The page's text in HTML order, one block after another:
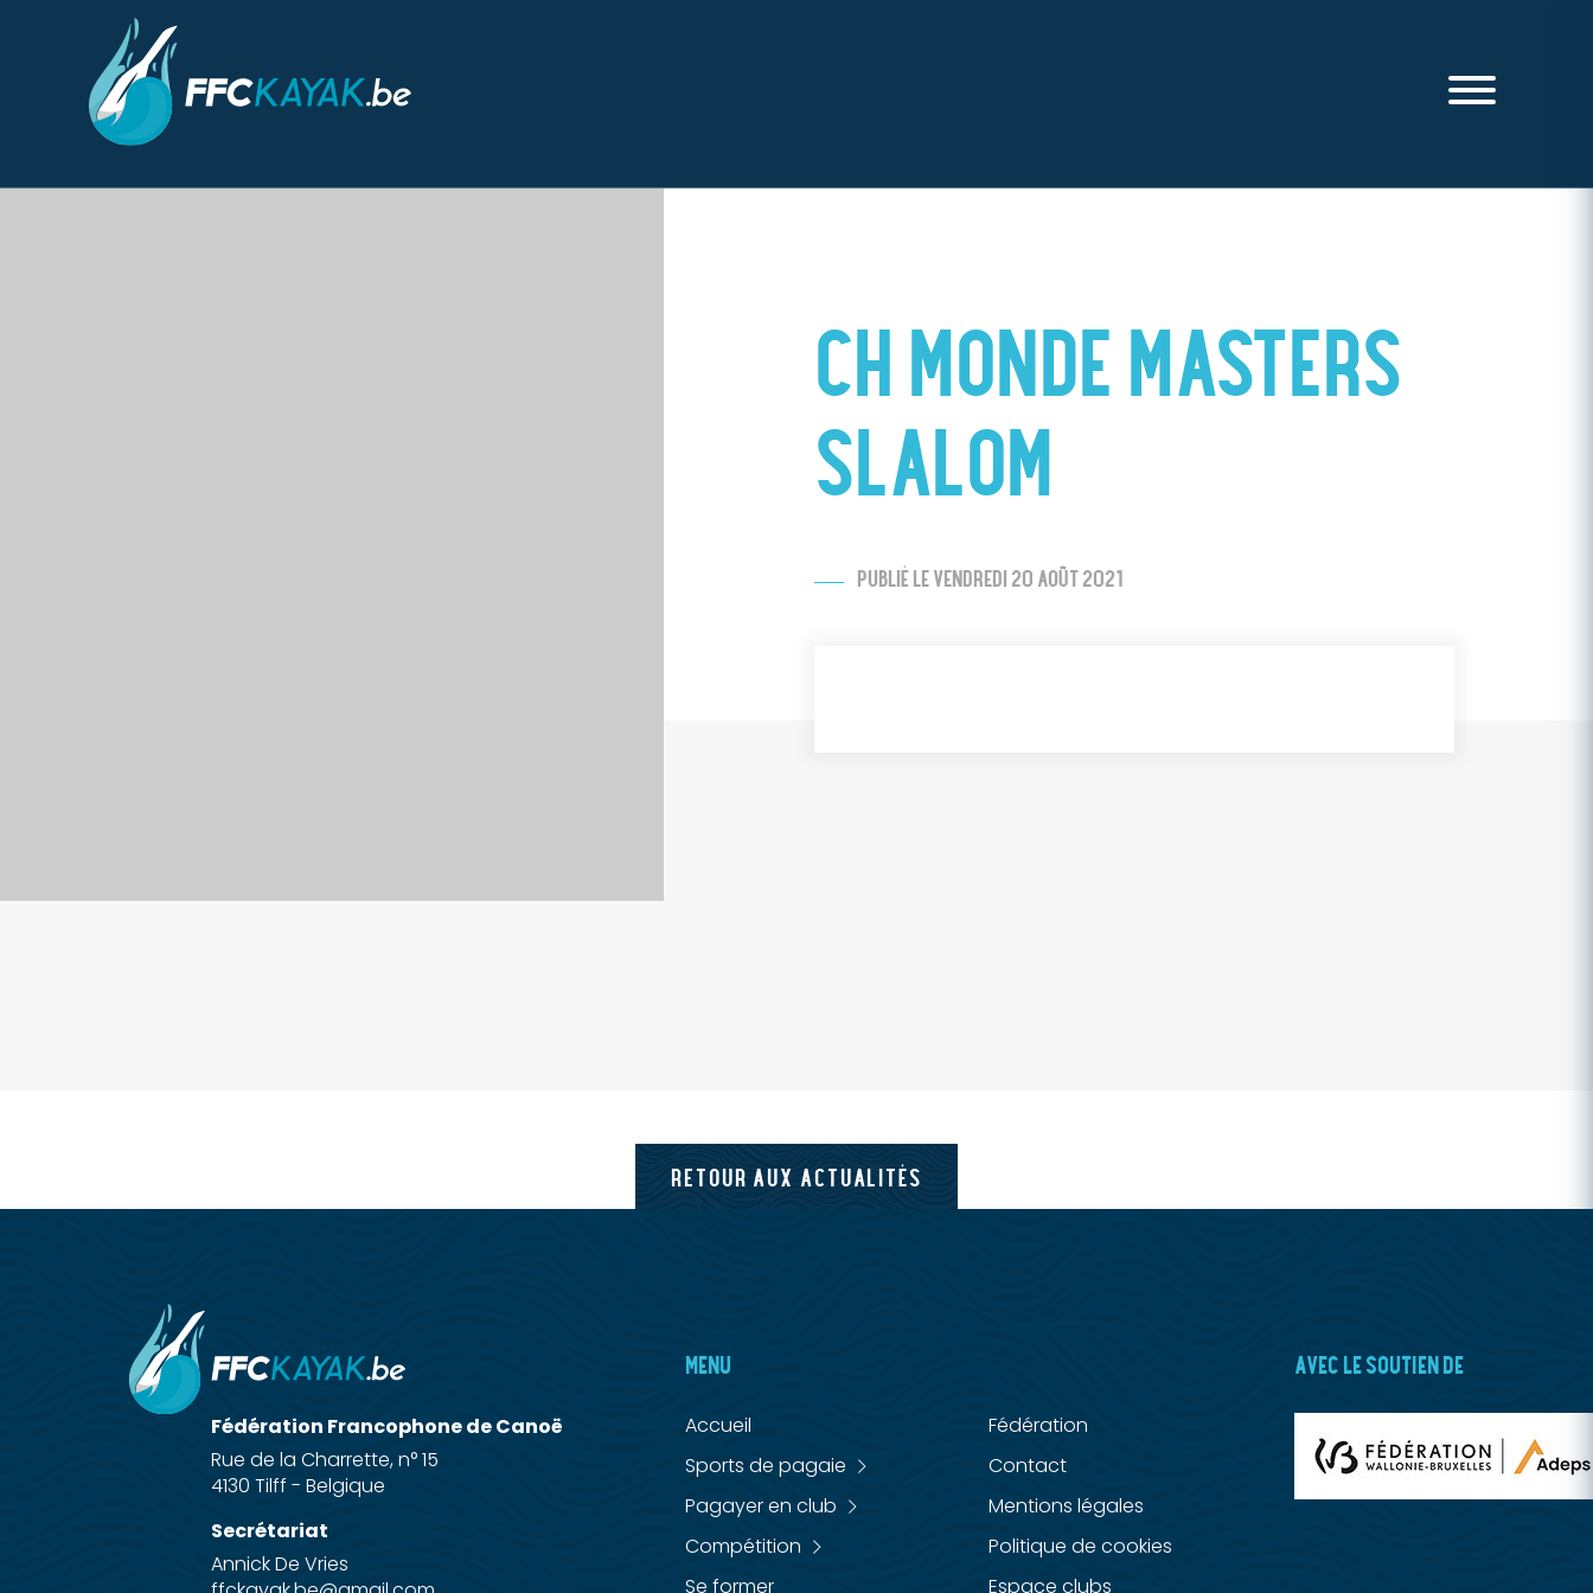
CH MONDE MASTERS
SLALOM
PUBLIÉ LE VENDREDI 20 AOÛT 2021
RETOUR AUX ACTUALITÉS
Fédération Francophone de Canoë
Rue de la Charrette, n° 15
4130 Tilff - Belgique
Secrétariat
Annick De Vries
MENU
Accueil
Sports de pagaie
Pagayer en club
Compétition
Se former
Fédération
Contact
Mentions légales
Politique de cookies
Espace clubs
AVEC LE SOUTIEN DE